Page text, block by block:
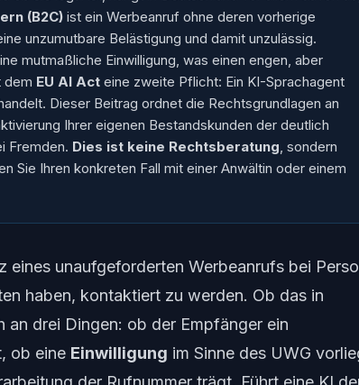
(B2C) ist ein Werbeanruf ohne deren vorherige
unzumutbare Belästigung und damit unzulässig.
mutmaßliche Einwilligung, was einen engen, aber
dem EU AI Act eine zweite Pflicht: Ein KI-Sprachagent
Dieser Beitrag ordnet die Rechtsgrundlagen an
Ihrer eigenen Bestandskunden der deutlich
Fremden. Dies ist keine Rechtsberatung, sondern
Sie Ihren konkreten Fall mit einer Anwältin oder einem
eines unaufgeforderten Werbeanrufs bei
haben, kontaktiert zu werden. Ob das in
drei Dingen: ob der Empfänger ein
ob eine Einwilligung im Sinne des UWG